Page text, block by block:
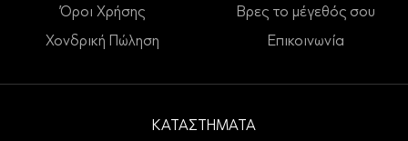
Όροι Χρήσης
Χονδρική Πώληση
Βρες το μέγεθός σου
Επικοινωνία
ΚΑΤΑΣΤΗΜΑΤΑ